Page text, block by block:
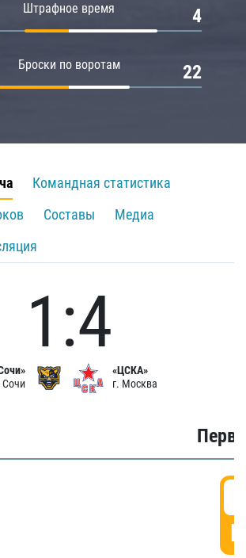
Штрафное время 4
Броски по воротам 22
Командная статистика
Составы
Медиа
Сочи
1:4
«ЦСКА»
г. Москва